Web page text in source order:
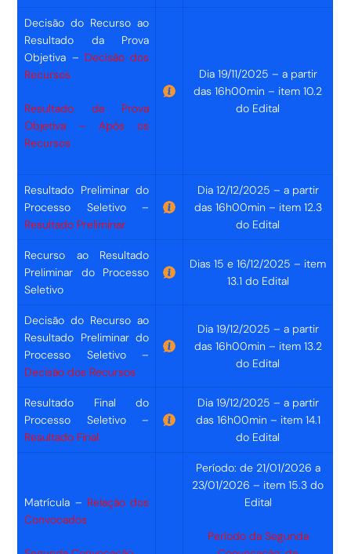
Decisão do Recurso ao
Resultado da Prova
Objetiva – Decisão dos
Recursos
Resultado da Prova
Objetiva – Após os
Recursos
Dia 19/11/2025 – a partir
das 16h00min – item 10.2
do Edital
Resultado Preliminar do
Processo Seletivo –
Resultado Preliminar
Dia 12/12/2025 – a partir
das 16h00min – item 12.3
do Edital
Recurso ao Resultado
Preliminar do Processo
Seletivo
Dias 15 e 16/12/2025 – item
13.1 do Edital
Decisão do Recurso ao
Resultado Preliminar do
Processo Seletivo –
Decisão dos Recursos
Dia 19/12/2025 – a partir
das 16h00min – item 13.2
do Edital
Resultado Final do
Processo Seletivo –
Resultado Final
Dia 19/12/2025 – a partir
das 16h00min – item 14.1
do Edital
Matrícula – Relação dos
Convocados
Período: de 21/01/2026 a
23/01/2026 – item 15.3 do
Edital
Período da Segunda